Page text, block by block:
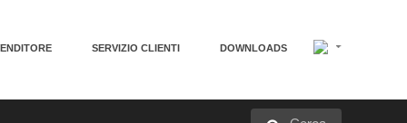
SERVIZIO CLIENTI DOWNLOADS